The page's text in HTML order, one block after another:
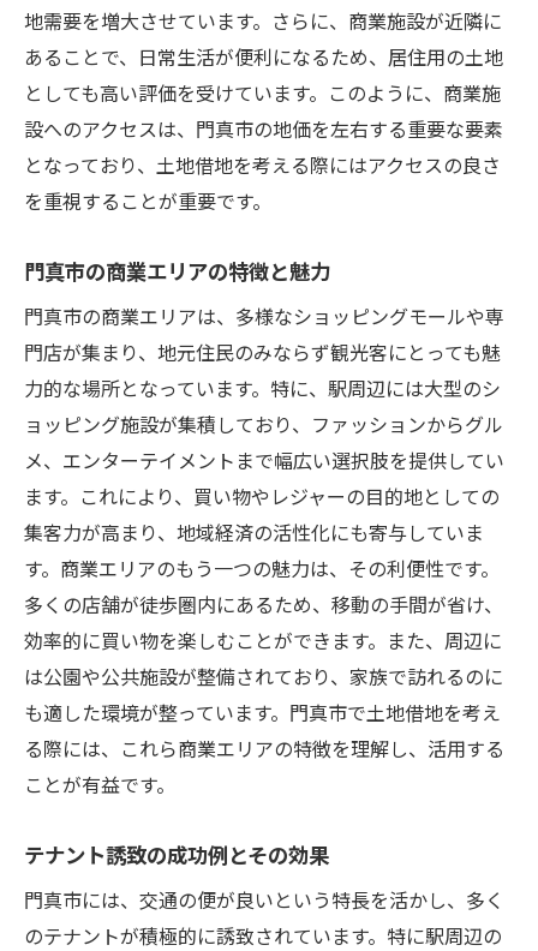
地需要を増大させています。さらに、商業施設が近隣に
あることで、日常生活が便利になるため、居住用の土地
としても高い評価を受けています。このように、商業施
設へのアクセスは、門真市の地価を左右する重要な要素
となっており、土地借地を考える際にはアクセスの良さ
を重視することが重要です。
門真市の商業エリアの特徴と魅力
門真市の商業エリアは、多様なショッピングモールや専
門店が集まり、地元住民のみならず観光客にとっても魅
力的な場所となっています。特に、駅周辺には大型のシ
ョッピング施設が集積しており、ファッションからグル
メ、エンターテイメントまで幅広い選択肢を提供してい
ます。これにより、買い物やレジャーの目的地としての
集客力が高まり、地域経済の活性化にも寄与していま
す。商業エリアのもう一つの魅力は、その利便性です。
多くの店舗が徒歩圏内にあるため、移動の手間が省け、
効率的に買い物を楽しむことができます。また、周辺に
は公園や公共施設が整備されており、家族で訪れるのに
も適した環境が整っています。門真市で土地借地を考え
る際には、これら商業エリアの特徴を理解し、活用する
ことが有益です。
テナント誘致の成功例とその効果
門真市には、交通の便が良いという特長を活かし、多く
のテナントが積極的に誘致されています。特に駅周辺の